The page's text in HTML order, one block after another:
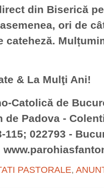
din Biserică
ori de
cateheză.
& La Mulţi Ani!
Catolică de
de Padova -
115; 022793 -
PASTORALE,